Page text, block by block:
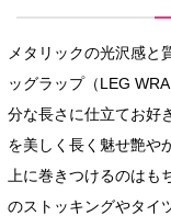
メタリックの光沢感と
ッグラップ（LEG
分な長さに仕立てお好
を美しく長く魅せ艶や
上に巻きつけるのは
のストッキングやタイ